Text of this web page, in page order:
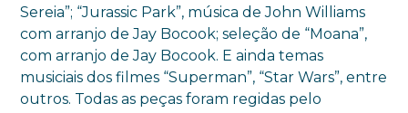
Sereia”; “Jurassic Park”, música de John Williams
com arranjo de Jay Bocook; seleção de “Moana”,
com arranjo de Jay Bocook. E ainda temas
musiciais dos filmes “Superman”, “Star Wars”, entre
outros. Todas as peças foram regidas pelo